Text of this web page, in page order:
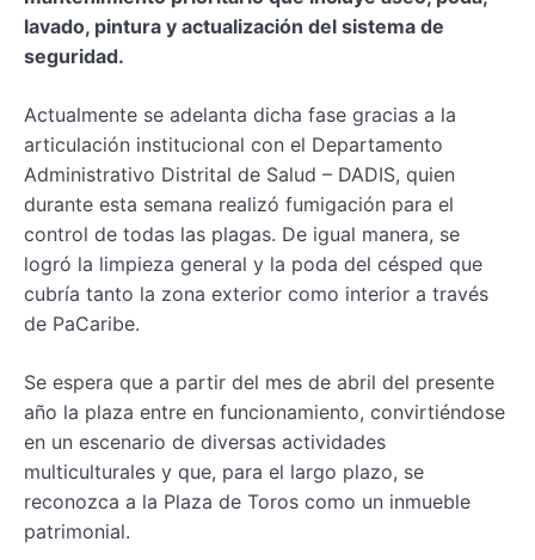
lavado, pintura y actualización del sistema de
seguridad.
Actualmente se adelanta dicha fase gracias a la
articulación institucional con el Departamento
Administrativo Distrital de Salud – DADIS, quien
durante esta semana realizó fumigación para el
control de todas las plagas. De igual manera, se
logró la limpieza general y la poda del césped que
cubría tanto la zona exterior como interior a través
de PaCaribe.
Se espera que a partir del mes de abril del presente
año la plaza entre en funcionamiento, convirtiéndose
en un escenario de diversas actividades
multiculturales y que, para el largo plazo, se
reconozca a la Plaza de Toros como un inmueble
patrimonial.